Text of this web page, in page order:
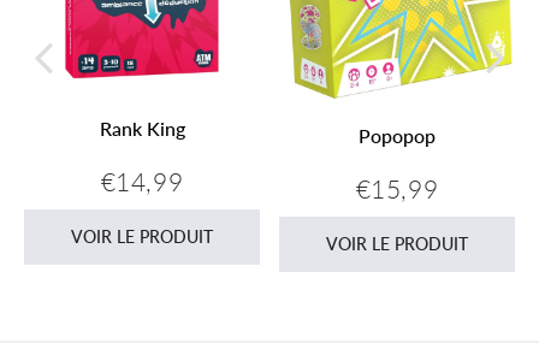
Rank King
Prix
régulier
€14,99
VOIR LE PRODUIT
Popopop
Prix
régulier
€15,99
VOIR LE PRODUIT